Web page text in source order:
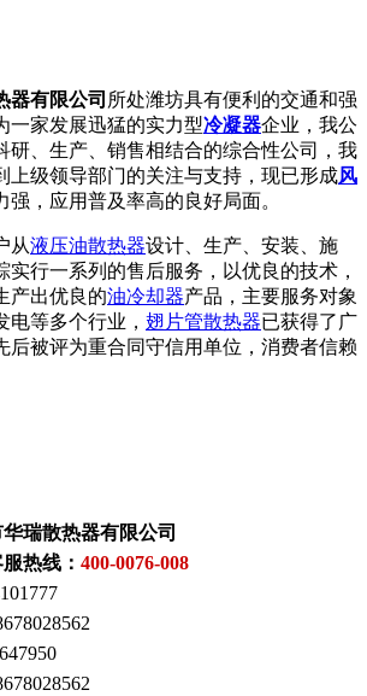
器有限公司 所处潍坊具有便利的交通和强
一家发展迅猛的实力型冷凝器企业，我公
研、生产、销售相结合的综合性公司，我
上级领导部门的关注与支持，现已形成风
强，应用普及率高的良好局面。
从液压油散热器设计、生产、安装、施
实行一系列的售后服务，以优良的技术，
产出优良的油冷却器产品，主要服务对象
等多个行业， 翅片管散热器已获得了广
后被评为重合同守信用单位，消费者信赖
瑞散热器有限公司
热线： 400-0076-008